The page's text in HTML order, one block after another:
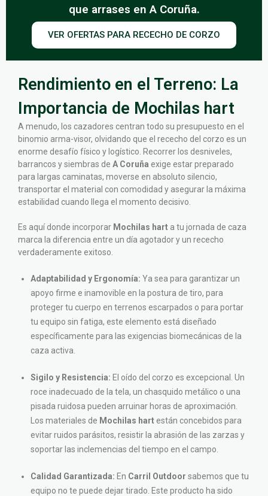
que arrases en A Coruña.
VER OFERTAS PARA RECECHO DE CORZO
Rendimiento en el Terreno: La
Importancia de Mochilas hart
A menudo, los cazadores centran todo su presupuesto en el
binomio arma-visor, olvidando que el rececho del corzo es un
enorme desafío físico y logístico. Recorrer los desniveles,
barrancos y siembras de A Coruña exige estar preparado
para largas caminatas, moverse en absoluto silencio,
transportar el material con comodidad y asegurar la máxima
estabilidad cuando llega el momento decisivo.
Es aquí donde incorporar Mochilas hart a tu jornada de caza
marca la diferencia entre un día agotador y un rececho
verdaderamente exitoso.
Adaptabilidad y Ergonomía: Ya sea para garantizar un
apoyo firme e inamovible en la postura de tiro, para
proteger tu cuerpo en terrenos escarpados o para portar
tu equipo sin fatiga, este elemento está diseñado
específicamente para las exigencias biomecánicas de la
caza activa.
Sigilo y Resistencia: El oído del corzo es excepcional. Un
roce inadecuado de la tela, un chasquido metálico o una
pisada ruidosa pueden arruinar horas de aproximación.
Los materiales de Mochilas hart están concebidos para
evitar ruidos parásitos, resistir la abrasión de las zarzas y
soportar las inclemencias del tiempo en el campo.
Calidad Garantizada: En Carril Outdoor sabemos que tu
equipo no te puede dejar tirado. Este producto ha sido